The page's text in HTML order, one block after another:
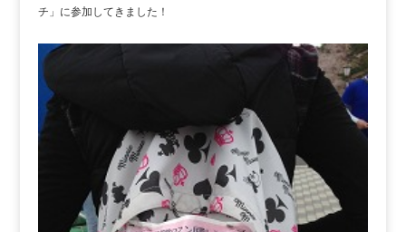
チ」に参加してきました！